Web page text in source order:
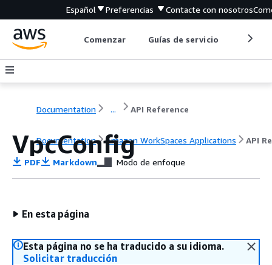
Español Preferencias Contacte con nosotros
Comenzar Guías de servicio
Documentation ... API Reference
Documentation Amazon WorkSpaces Applications API
VpcConfig
PDF Markdown Modo de enfoque
En esta página
Esta página no se ha traducido a su idioma.
Solicitar traducción